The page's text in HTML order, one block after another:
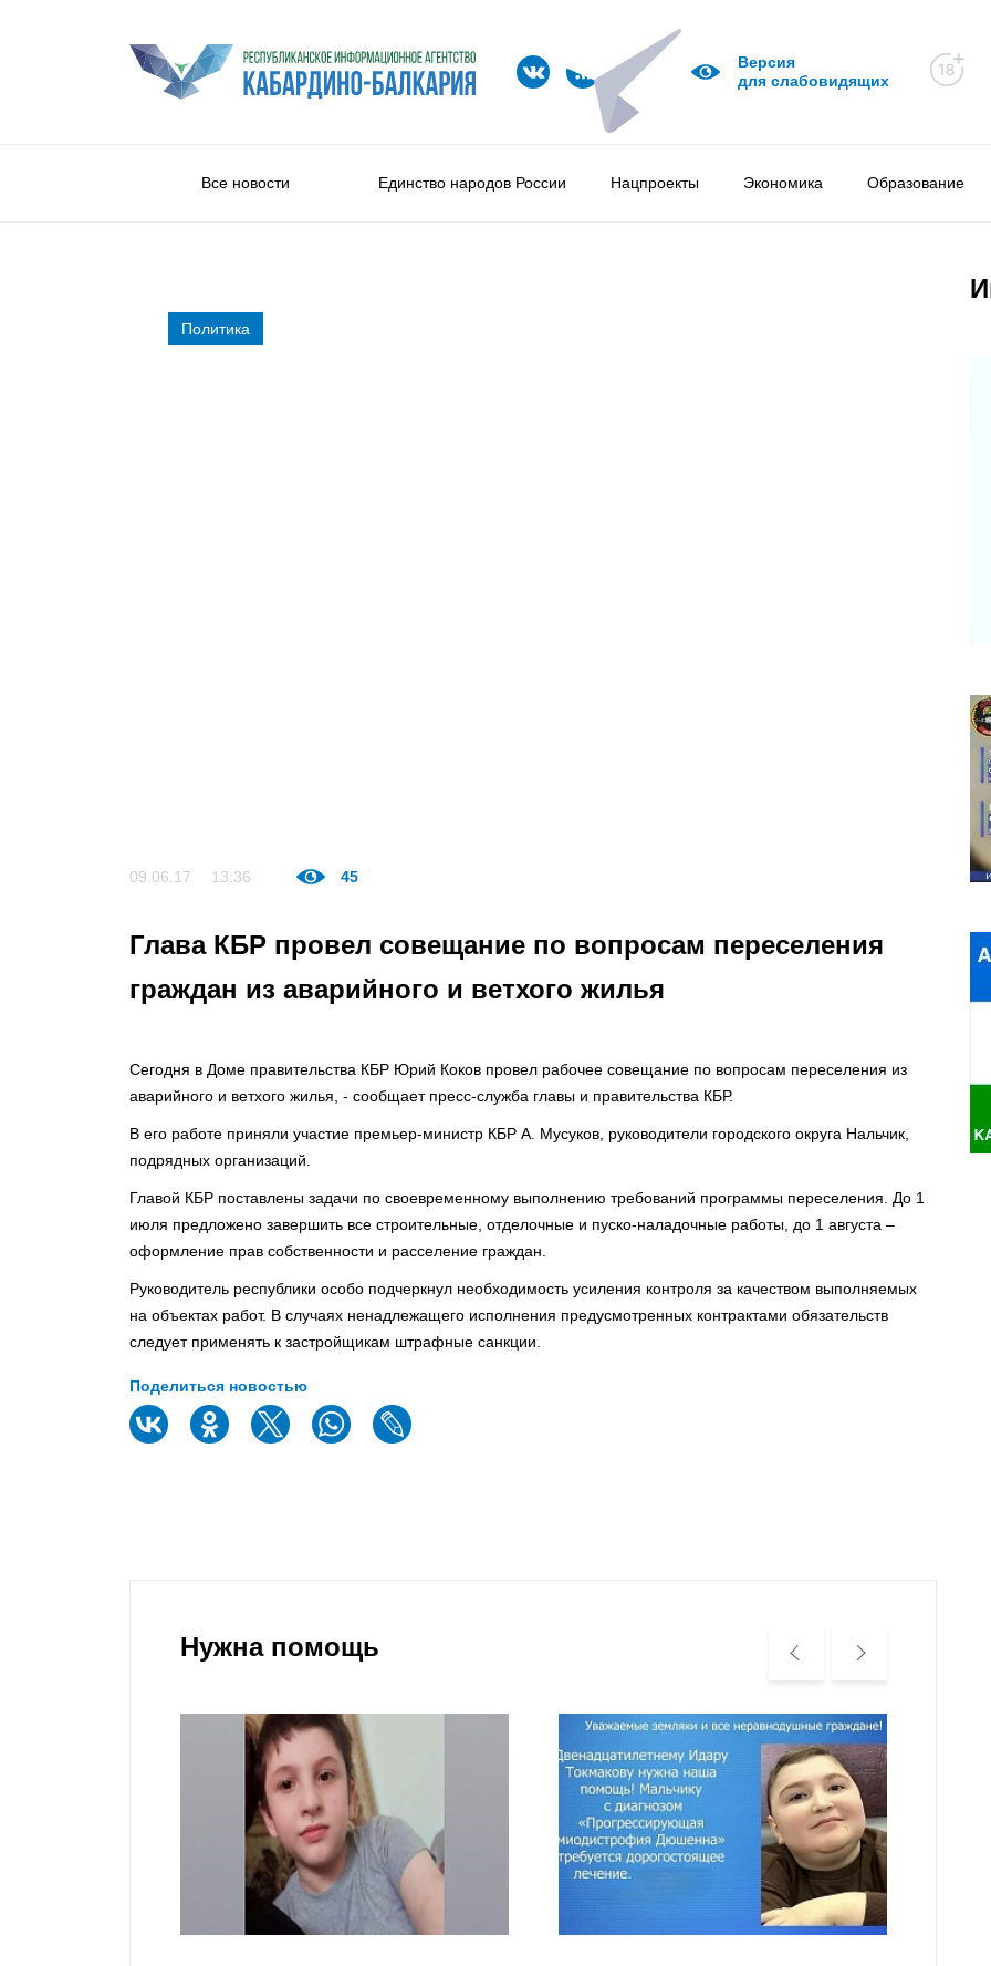
Версия
для слабовидящих
Все новости Единство народов России Нацпроекты Экономика Образование
Политика
09.06.17 13:36 45
Глава КБР провел совещание по вопросам переселения
граждан из аварийного и ветхого жилья
Сегодня в Доме правительства КБР Юрий Коков провел рабочее совещание по вопросам переселения из
аварийного и ветхого жилья, - сообщает пресс-служба главы и правительства КБР.
В его работе приняли участие премьер-министр КБР А. Мусуков, руководители городского округа Нальчик,
подрядных организаций.
Главой КБР поставлены задачи по своевременному выполнению требований программы переселения. До 1
июля предложено завершить все строительные, отделочные и пуско-наладочные работы, до 1 августа –
оформление прав собственности и расселение граждан.
Руководитель республики особо подчеркнул необходимость усиления контроля за качеством выполняемых
на объектах работ. В случаях ненадлежащего исполнения предусмотренных контрактами обязательств
следует применять к застройщикам штрафные санкции.
Поделиться новостью
Нужна помощь